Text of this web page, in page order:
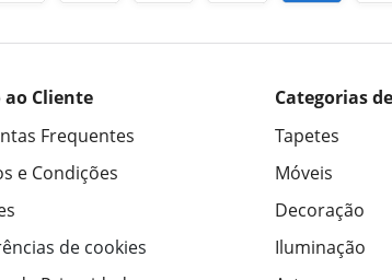
ao Cliente
Frequentes
e Condições
de cookies
Categorias
Tapetes
Móveis
Decoração
Iluminação